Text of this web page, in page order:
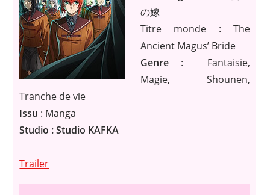
の嫁
Titre monde : The
Ancient Magus’ Bride
Genre: Fantaisie,
Magie, Shounen,
Tranche de vie
Issu : Manga
Studio : Studio KAFKA
Trailer